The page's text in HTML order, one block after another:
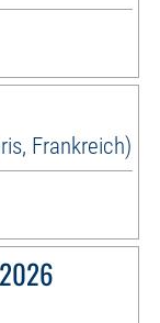
Frankreich)